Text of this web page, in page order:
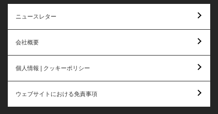
ニュースレター
会社概要
個人情報 | クッキーポリシー
ウェブサイトにおける免責事項